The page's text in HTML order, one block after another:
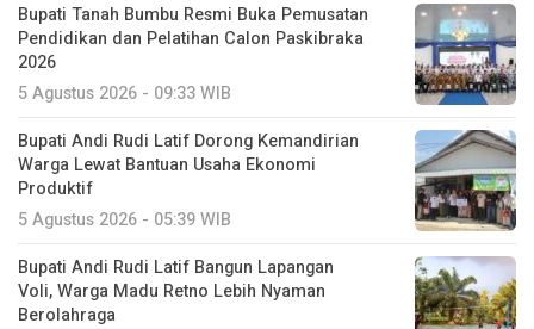
Bupati Tanah Bumbu Resmi Buka Pemusatan
Pendidikan dan Pelatihan Calon Paskibraka
2026
5 Agustus 2026 - 09:33 WIB
Bupati Andi Rudi Latif Dorong Kemandirian
Warga Lewat Bantuan Usaha Ekonomi
Produktif
5 Agustus 2026 - 05:39 WIB
Bupati Andi Rudi Latif Bangun Lapangan
Voli, Warga Madu Retno Lebih Nyaman
Berolahraga